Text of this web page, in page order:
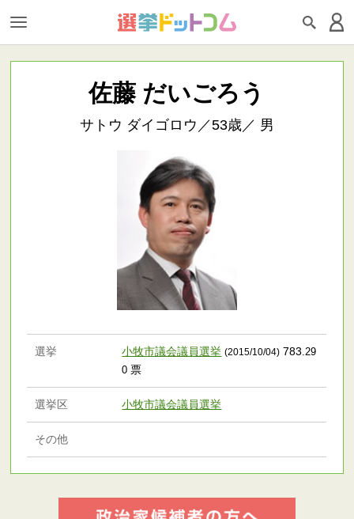
佐藤 だいごろう
サトウ ダイゴロウ／53歳／ 男
選挙 小牧市議会議員選挙 (2015/10/04) 783.29
0 票
選挙区 小牧市議会議員選挙
その他